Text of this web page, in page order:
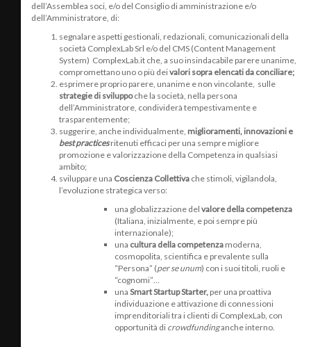
dell’Assemblea soci, e/o del Consiglio di amministrazione e/o
dell’Amministratore, di:
segnalare aspetti gestionali, redazionali, comunicazionali della
società ComplexLab Srl e/o del CMS (Content Management
System) ComplexLab.it che, a suo insindacabile parere unanime,
compromettano uno o più deivalori sopra elencati da conciliare;
esprimere proprio parere, unanime e non vincolante, sulle
strategie di sviluppoche la società, nella persona
dell’Amministratore, condividerà tempestivamente e
trasparentemente;
suggerire, anche individualmente, miglioramenti, innovazioni e
best practices ritenuti efficaci per una sempre migliore
promozione e valorizzazione della Competenza in qualsiasi
ambito;
sviluppare una Coscienza Collettiva che stimoli, vigilandola,
l’evoluzione strategica verso:
una globalizzazione del valore della competenza
(Italiana, inizialmente, e poi sempre più
internazionale);
una cultura della competenza moderna,
cosmopolita, scientifica e prevalente sulla
“Persona” (per se unum) con i suoi titoli, ruoli e
“cognomi”…
una Smart Startup Starter, per una proattiva
individuazione e attivazione di connessioni
imprenditoriali tra i clienti di ComplexLab, con
opportunità di crowdfundinganche interno.